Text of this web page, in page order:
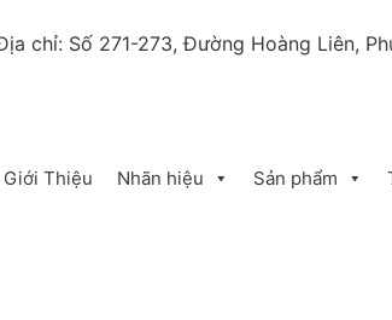
Số 271-273, Đường Hoàng Liên,
Giới Thiệu Nhãn hiệu Sản phẩm